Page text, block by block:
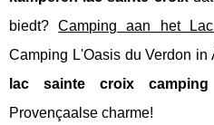
biedt?Camping aan het
Camping L'Oasis du Verdon in
lac sainte croix
Provençaalse charme!